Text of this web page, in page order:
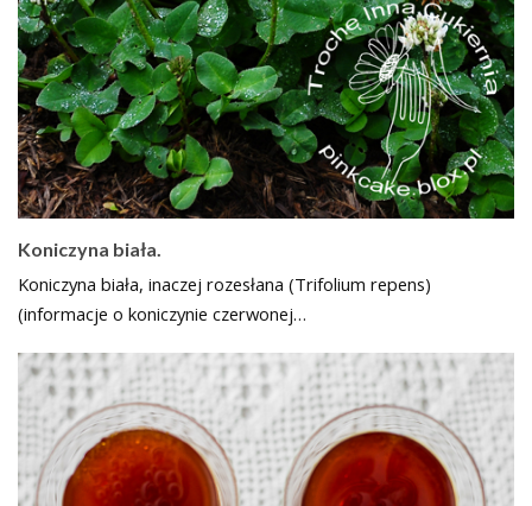
Koniczyna biała.
Koniczyna biała, inaczej rozesłana (Trifolium repens)
(informacje o koniczynie czerwonej…